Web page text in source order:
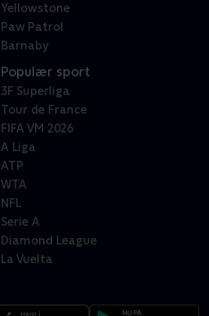
Yellowstone
Paw Patrol
Barnaby
Populær sport
3F Superliga
Tour de France
FIFA VM 2026
A Liga
ATP
WTA
NFL
Serie A
Diamond League
La Vuelta